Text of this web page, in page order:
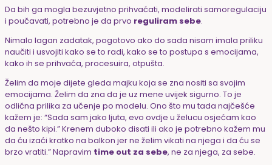
Da bih ga mogla bezuvjetno prihvaćati, modelirati samoregulaciju
i poučavati, potrebno je da prvo reguliram sebe.
Nimalo lagan zadatak, pogotovo ako do sada nisam imala priliku
naučiti i usvojiti kako se to radi, kako se to postupa s emocijama,
kako ih se prihvaća, procesuira, otpušta.
Želim da moje dijete gleda majku koja se zna nositi sa svojim
emocijama. Želim da zna da je uz mene uvijek sigurno. To je
odlična prilika za učenje po modelu. Ono što mu tada najčešće
kažem je: “Sada sam jako ljuta, evo ovdje u želucu osjećam kao
da nešto kipi.” Krenem duboko disati ili ako je potrebno kažem mu
da ću izaći kratko na balkon jer ne želim vikati na njega i da ću se
brzo vratiti.” Napravim time out za sebe, ne za njega, za sebe.